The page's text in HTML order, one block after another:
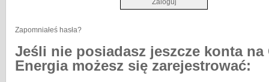
Zapomniałeś hasła?
Jeśli nie posiadasz jeszcze konta na
Energia możesz się zarejestrować: